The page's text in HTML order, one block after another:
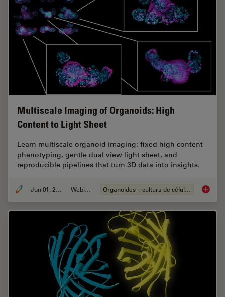
Multiscale Imaging of Organoids: High
Content to Light Sheet
Learn multiscale organoid imaging: fixed high content
phenotyping, gentle dual view light sheet, and
reproducible pipelines that turn 3D data into insights.
Jun 01, 2026 Webinar Organoides + cultura de células 3D